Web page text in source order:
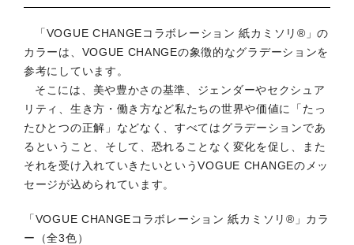
「VOGUE CHANGEコラボレーション 紙カミソリ®」の
カラーは、VOGUE CHANGEの象徴的なグラデーションを
参考にしています。
そこには、美や豊かさの基準、ジェンダーやセクシュア
リティ、生き方・働き方など私たちの世界や価値に「たっ
たひとつの正解」などなく、すべてはグラデーションであ
るということ、そして、恐れることなく変化を促し、また
それを受け入れていきたいというVOGUE CHANGEのメッ
セージが込められています。
「VOGUE CHANGEコラボレーション 紙カミソリ®」カラ
ー（全3色）